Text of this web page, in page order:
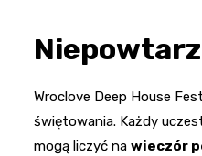
Wroclove Deep House
świętowania. Każdy
mogą liczyć na wieczór